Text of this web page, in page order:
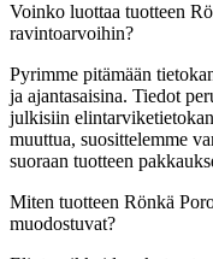
Voinko luottaa tuotteen
ravintoarvoihin?
Pyrimme pitämään
ja ajantasaisina. Tiedot
julkisiin
muuttua, suosittelemme
suoraan tuotteen
Miten tuotteen Rönkä
muodostuvat?